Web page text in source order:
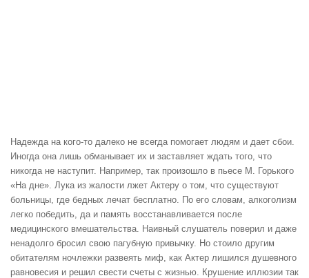
Надежда на кого-то далеко не всегда помогает людям и дает сбои.
Иногда она лишь обманывает их и заставляет ждать того, что
никогда не наступит. Например, так произошло в пьесе М. Горького
«На дне». Лука из жалости лжет Актеру о том, что существуют
больницы, где бедных лечат бесплатно. По его словам, алкоголизм
легко победить, да и память восстанавливается после
медицинского вмешательства. Наивный слушатель поверил и даже
ненадолго бросил свою пагубную привычку. Но стоило другим
обитателям ночлежки развеять миф, как Актер лишился душевного
равновесия и решил свести счеты с жизнью. Крушение иллюзии так